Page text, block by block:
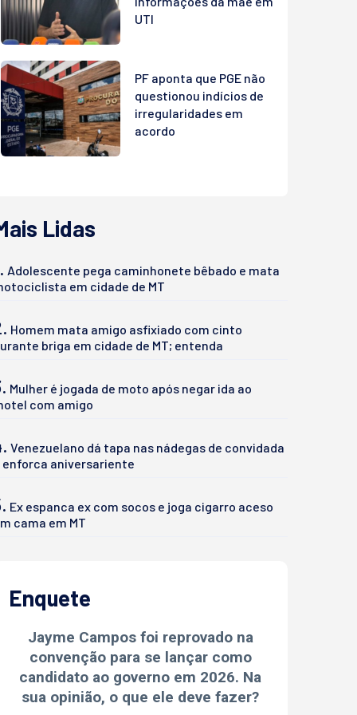
UTI
PF aponta que PGE não
questionou indícios de
irregularidades em
acordo
Lidas
Adolescente pega caminhonete bêbado e mata
em cidade de MT
Homem mata amigo asfixiado com cinto
briga em cidade de MT; entenda
Mulher é jogada de moto após negar ida ao
com amigo
Venezuelano dá tapa nas nádegas de convidada
enforca aniversariente
Ex espanca ex com socos e joga cigarro aceso
cama em MT
Enquete
Jayme Campos foi reprovado na
convenção para se lançar como
candidato ao governo em 2026. Na
sua opinião, o que ele deve fazer?